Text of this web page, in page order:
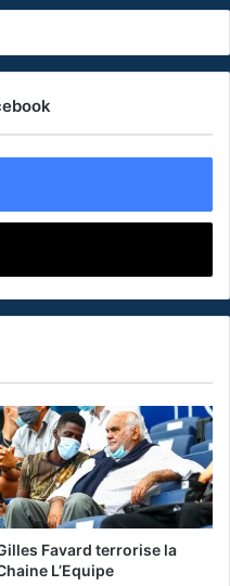
Favard terrorise la
L’Equipe